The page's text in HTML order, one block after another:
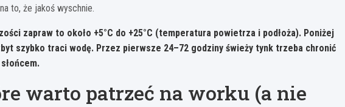
to, że jakoś wyschnie.
zapraw to około +5°C do +25°C (temperatura powietrza i podłoża). Poniżej
szybko traci wodę. Przez pierwsze 24–72 godziny świeży tynk trzeba chronić
warto patrzeć na worku (a nie